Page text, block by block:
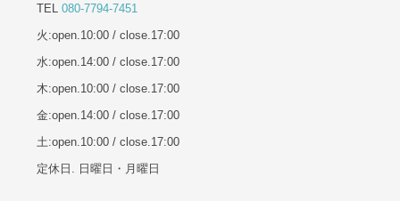
TEL 080-7794-7451
火:open.10:00 / close.17:00
水:open.14:00 / close.17:00
木:open.10:00 / close.17:00
金:open.14:00 / close.17:00
土:open.10:00 / close.17:00
定休日. 日曜日・月曜日